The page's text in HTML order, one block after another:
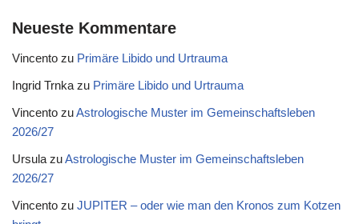
Neueste Kommentare
Vincento zu Primäre Libido und Urtrauma
Ingrid Trnka zu Primäre Libido und Urtrauma
Vincento zuAstrologische Muster im Gemeinschaftsleben
2026/27
Ursula zuAstrologische Muster im Gemeinschaftsleben
2026/27
Vincento zu JUPITER – oder wie man den Kronos zum Kotzen